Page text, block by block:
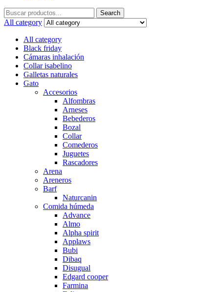
Search
for:
Search
All category
All category
Black friday
Cámaras inhalación
Collar isabelino
Galletas naturales
Gato
Accesorios
Alfombras
Arneses
Bebederos
Bozal
Collar
Comederos
Juguetes
Rascadores
Arena
Areneros
Barf
Naturcanin
Comida húmeda
Advance
Almo
Alpha spirit
Applaws
Bubi
Dibaq
Disugual
Edgard cooper
Farmina